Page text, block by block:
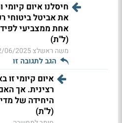
חיסלנו איום קיומי
את אביטל ביטוחי
אחת ממצביעי
(ל"ת)
משה ראשלצ2025 13:58
הגב לתגובה זו
איום קיומי זו
רצינית. אך
היחידה של
(ל"ת)